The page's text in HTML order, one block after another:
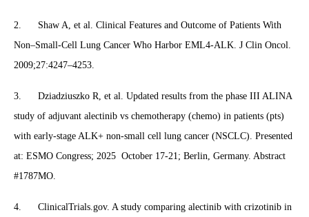
2. Shaw A, et al. Clinical Features and Outcome of Patients With
Non–Small-Cell Lung Cancer Who Harbor EML4-ALK. J Clin Oncol.
2009;27:4247–4253.
3. Dziadziuszko R, et al. Updated results from the phase III ALINA
study of adjuvant alectinib vs chemotherapy (chemo) in patients (pts)
with early-stage ALK+ non-small cell lung cancer (NSCLC). Presented
at: ESMO Congress; 2025 October 17-21; Berlin, Germany. Abstract
#1787MO.
4. ClinicalTrials.gov. A study comparing alectinib with crizotinib in